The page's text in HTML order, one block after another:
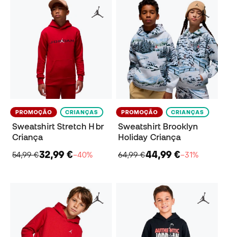
PROMOÇÃO CRIANÇAS
Sweatshirt Stretch Hbr
Criança
54,99 €32,99 €−40%
PROMOÇÃO CRIANÇAS
Sweatshirt Brooklyn
Holiday Criança
64,99 €44,99 €−31%